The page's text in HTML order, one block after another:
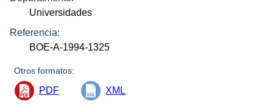
Universidades
Referencia:
BOE-A-1994-1325
Otros formatos:
PDF XML